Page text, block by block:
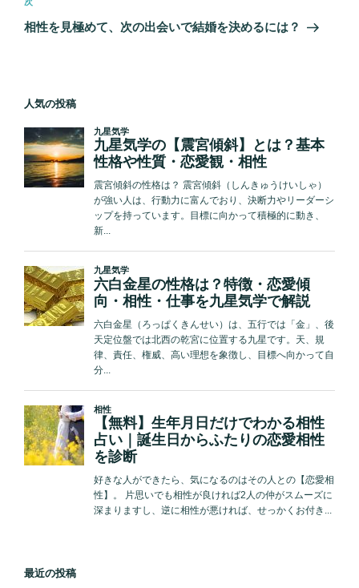
ー
次
の
相性を見極めて、次の出会いで結婚を決めるには？
人気の投稿
最近の投稿